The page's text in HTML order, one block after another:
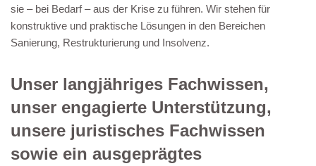
sie – bei Bedarf – aus der Krise zu führen. Wir stehen für
konstruktive und praktische Lösungen in den Bereichen
Sanierung, Restrukturierung und Insolvenz.
Unser langjähriges Fachwissen,
unser engagierte Unterstützung,
unsere juristisches Fachwissen
sowie ein ausgeprägtes